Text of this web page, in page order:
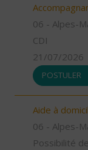
06 - Alpes-
CDI
21/07/2026
POSTULER
Aide à
06 - Alpes-
Possibilité